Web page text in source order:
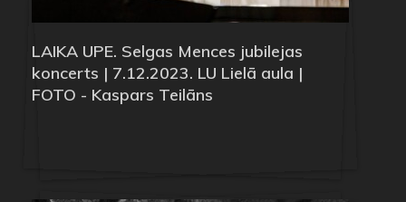
LAIKA UPE. Selgas Mences jubilejas
koncerts | 7.12.2023. LU Lielā aula |
FOTO - Kaspars Teilāns